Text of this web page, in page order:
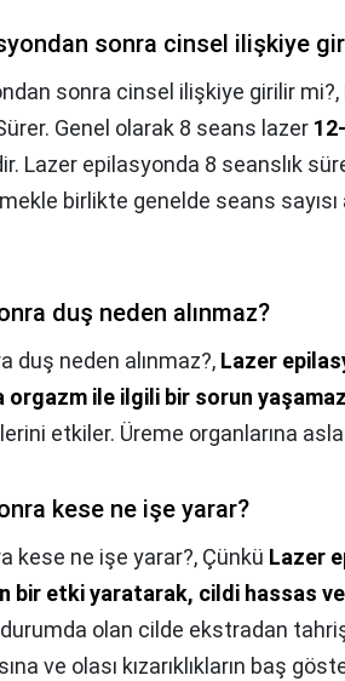
sonra cinsel ilişkiye
sonra cinsel ilişkiye girilir mi?,
Genel olarak 8 seans lazer
Lazer epilasyonda 8 seanslık
birlikte genelde seans sayısı
duş neden alınmaz?
duş neden alınmaz?, Lazer
orgazm ile ilgili bir sorun
etkiler. Üreme organlarına
kese ne işe yarar?
kese ne işe yarar?, Çünkü Lazer
bir etki yaratarak, cildi hassas
durumda olan cilde ekstradan
ve olası kızarıklıkların baş